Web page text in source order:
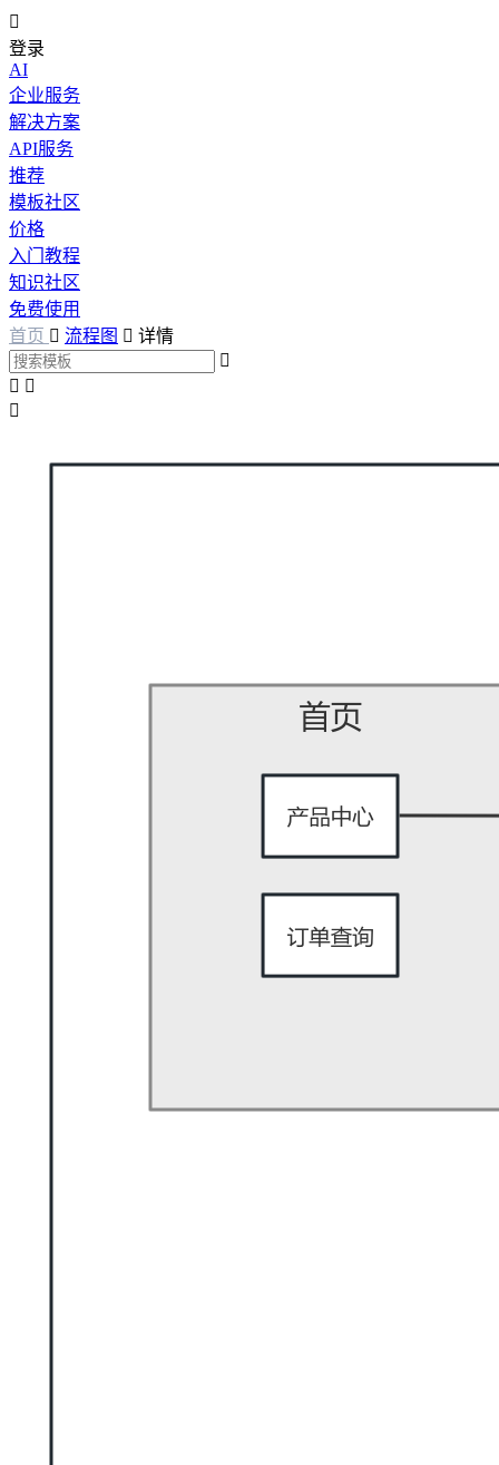

登录
AI
企业服务
解决方案
API服务
推荐
模板社区
价格
入门教程
知识社区
免费使用
首页  流程图  详情

 
